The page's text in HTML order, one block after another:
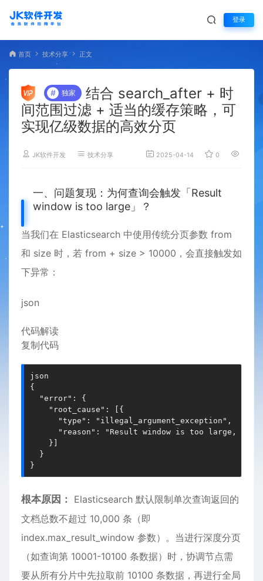
登录
首页 技术分享 正文
# 独家
结合 search_after + 时
间范围过滤 + 适当的缓存策略，可
实现亿级数据的高效分页
JK软件开发 技术分享 2025-04-14 0
一、问题复现：为何查询会触发「Result
window is too large」？
当我们在 Elasticsearch 中使用传统分页参数 from
和 size 时，若 from + size > 10000，会直接触发如
下异常：
json
代码解读
复制代码
json
{
"error" :
{
"root_cause" :
{
"type" : "illegal_argument_exception" ,
"reason" :
"Result window is too large, from
}
}
}
根本原因​​：
Elasticsearch 默认限制单次查询返回的
文档总数不超过 10,000 条（即
index.max_result_window 参数）。当进行深度分页
（如查询第 10001-10100 条数据）时，协调节点需
要从所有分片中​​先拉取前 10100 条数据​​，再进行全局